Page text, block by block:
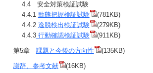
4.4 安全対策検証試験
4.4.1 動態把握検証試験
(781KB)
4.4.2 逸脱検出検証試験
(279KB)
4.4.3行動確認検証試験 (911KB)
第5章 課題と今後の方向性 (135KB)
謝辞、参考文献 (16KB)